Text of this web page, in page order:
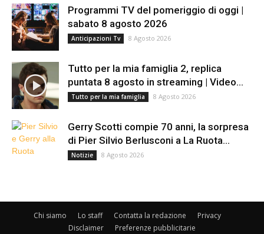
Programmi TV del pomeriggio di oggi |
sabato 8 agosto 2026
Anticipazioni Tv 8 Agosto 2026
Tutto per la mia famiglia 2, replica
puntata 8 agosto in streaming | Video...
Tutto per la mia famiglia 8 Agosto 2026
Gerry Scotti compie 70 anni, la sorpresa
di Pier Silvio Berlusconi a La Ruota...
Notizie 8 Agosto 2026
Chi siamo Lo staff Contatta la redazione
Privacy
Disclaimer
Preferenze pubblicitarie